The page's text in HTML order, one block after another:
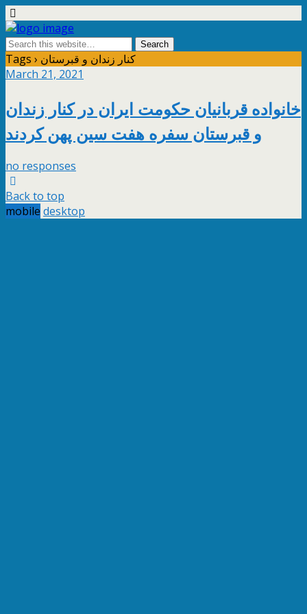
Tags › کنار زندان و قبرستان
March 21, 2021
خانواده قربانیان حکومت ایران در کنار زندان
و قبرستان سفره هفت‌ سین پهن کردند
no responses
Back to top
mobile desktop